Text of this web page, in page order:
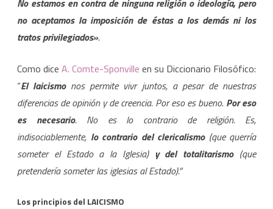
No estamos en contra de ninguna religión o ideología, pero
no aceptamos la imposición de éstas a los demás ni los
tratos privilegiados».
Como dice A. Comte-Sponville en su Diccionario Filosófico:
“El laicismonos permite vivr juntos, a pesar de nuestras
diferencias de opinión y de creencia. Por eso es bueno. Por eso
es necesario. No es lo contrario de religión. Es,
indisociablemente, lo contrario del clericalismo(que querría
someter el Estado a la Iglesia) y del totalitarismo(que
pretendería someter las iglesias al Estado).”
Los principios del LAICISMO